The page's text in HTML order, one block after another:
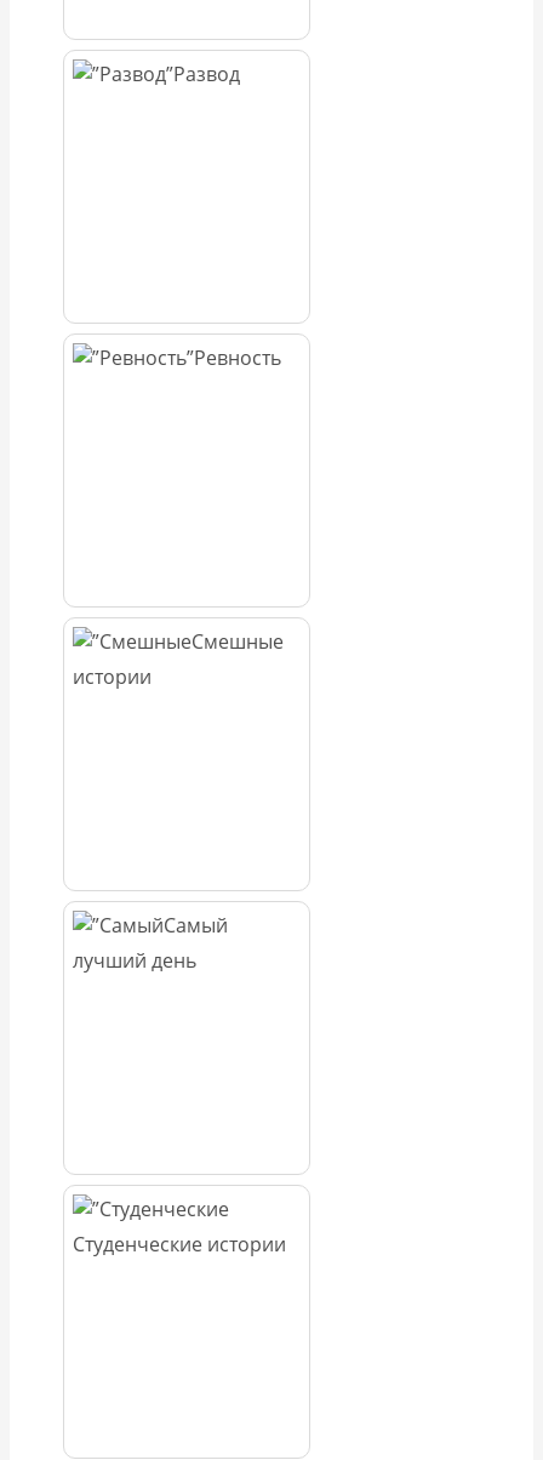
Развод
Ревность
Смешные
истории
Самый
лучший день
Студенческие истории